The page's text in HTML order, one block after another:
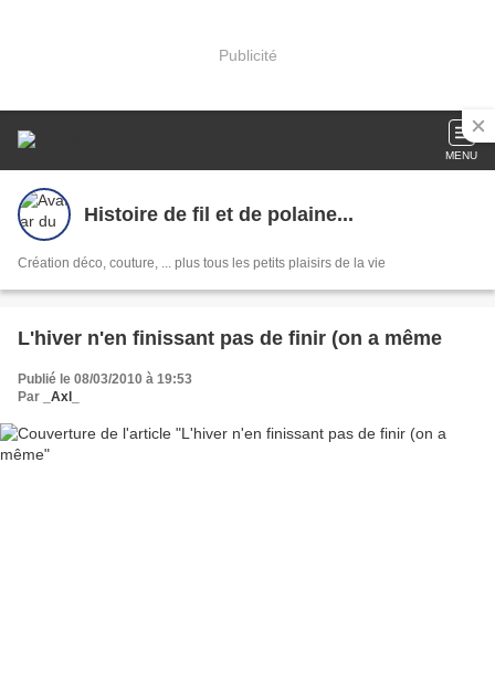
Publicité
MENU
Histoire de fil et de polaine...
Création déco, couture, ... plus tous les petits plaisirs de la vie
L'hiver n'en finissant pas de finir (on a même
Publié le 08/03/2010 à 19:53
Par
_Axl_